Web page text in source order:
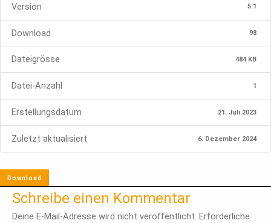
Version 5.1
Download 98
Dateigrösse 484 KB
Datei-Anzahl 1
Erstellungsdatum 21. Juli 2023
Zuletzt aktualisiert 6. Dezember 2024
Download
Schreibe einen Kommentar
Deine E-Mail-Adresse wird nicht veröffentlicht. Erforderliche